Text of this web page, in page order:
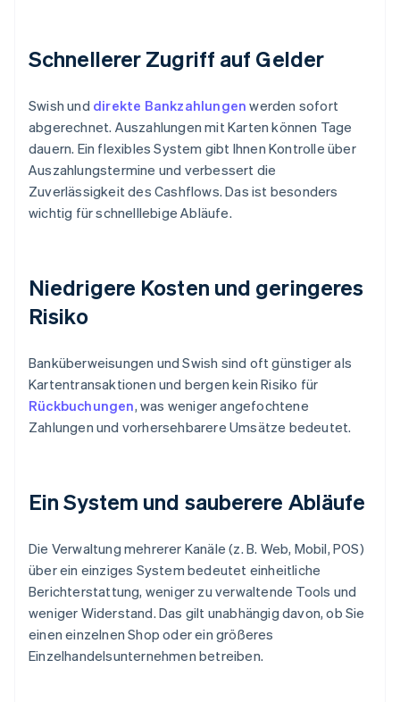
Schnellerer Zugriff auf Gelder
Swish und direkte Bankzahlungen werden sofort
abgerechnet. Auszahlungen mit Karten können Tage
dauern. Ein flexibles System gibt Ihnen Kontrolle über
Auszahlungstermine und verbessert die
Zuverlässigkeit des Cashflows. Das ist besonders
wichtig für schnelllebige Abläufe.
Niedrigere Kosten und geringeres
Risiko
Banküberweisungen und Swish sind oft günstiger als
Kartentransaktionen und bergen kein Risiko für
Rückbuchungen, was weniger angefochtene
Zahlungen und vorhersehbarere Umsätze bedeutet.
Ein System und sauberere Abläufe
Die Verwaltung mehrerer Kanäle (z. B. Web, Mobil, POS)
über ein einziges System bedeutet einheitliche
Berichterstattung, weniger zu verwaltende Tools und
weniger Widerstand. Das gilt unabhängig davon, ob Sie
einen einzelnen Shop oder ein größeres
Einzelhandelsunternehmen betreiben.